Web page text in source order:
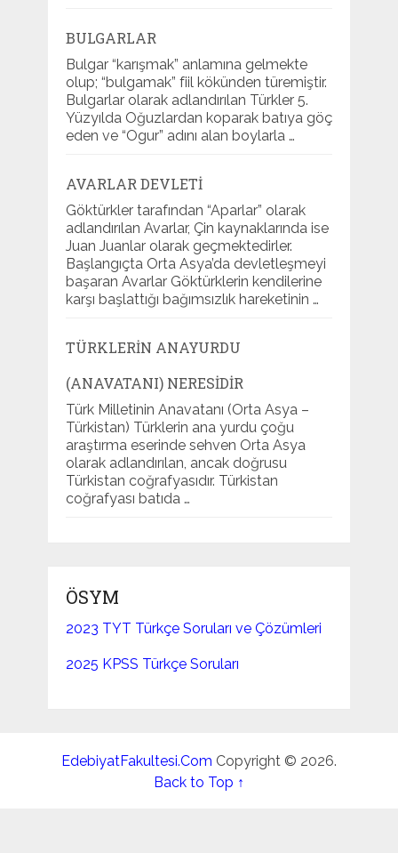
BULGARLAR
Bulgar “karışmak” anlamına gelmekte
olup; “bulgamak” fiil kökünden türemiştir.
Bulgarlar olarak adlandırılan Türkler 5.
Yüzyılda Oğuzlardan koparak batıya göç
eden ve “Ogur” adını alan boylarla …
AVARLAR DEVLETI
Göktürkler tarafından “Aparlar” olarak
adlandırılan Avarlar, Çin kaynaklarında ise
Juan Juanlar olarak geçmektedirler.
Başlangıçta Orta Asya’da devletleşmeyi
başaran Avarlar Göktürklerin kendilerine
karşı başlattığı bağımsızlık hareketinin …
TÜRKLERIN ANAYURDU
(ANAVATANI) NERESIDIR
Türk Milletinin Anavatanı (Orta Asya –
Türkistan) Türklerin ana yurdu çoğu
araştırma eserinde sehven Orta Asya
olarak adlandırılan, ancak doğrusu
Türkistan coğrafyasıdır. Türkistan
coğrafyası batıda …
ÖSYM
2023 TYT Türkçe Soruları ve Çözümleri
2025 KPSS Türkçe Soruları
EdebiyatFakultesi.Com Copyright © 2026.
Back to Top ↑